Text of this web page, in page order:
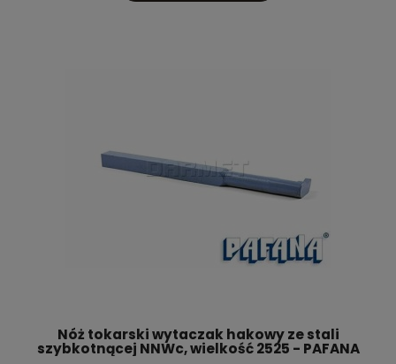
Nóż tokarski wytaczak hakowy ze stali
szybkotnącej NNWc, wielkość 2525 - PAFANA